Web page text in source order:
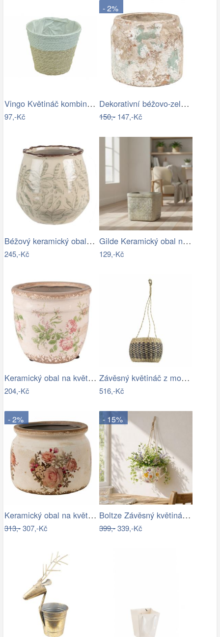
Vingo Květináč kombinace přírodní a…
97,-Kč
- 2%
Dekorativní béžovo-zelený antik…
150,-147,-Kč
Béžový keramický obal na květináč s…
245,-Kč
Gilde Keramický obal na květináč Košík
129,-Kč
Keramický obal na květináč s růžemi…
204,-Kč
Závěsný květináč z mořské trávy Zigzag …
516,-Kč
- 2%
Keramický obal na květináč s růžemi…
313,-307,-Kč
- 15%
Boltze Závěsný květináč Konvička Antonia
399,-339,-Kč